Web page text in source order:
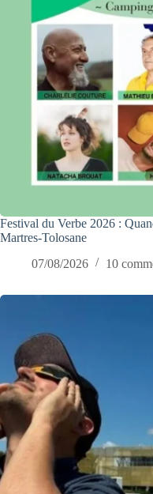
Festival du Verbe 2026 :
Martres-Tolosane
07/08/2026
10